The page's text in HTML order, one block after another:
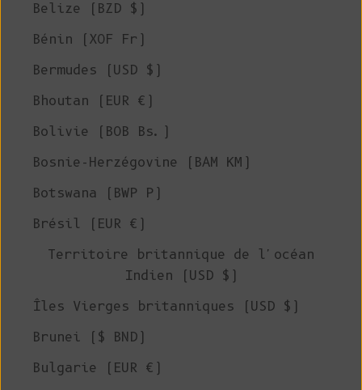
Belize (BZD $)
Bénin (XOF Fr)
Bermudes (USD $)
Bhoutan (EUR €)
Bolivie (BOB Bs.)
Bosnie-Herzégovine (BAM КМ)
Botswana (BWP P)
Brésil (EUR €)
Territoire britannique de l'océan
Indien (USD $)
Îles Vierges britanniques (USD $)
Brunei ($ BND)
Bulgarie (EUR €)